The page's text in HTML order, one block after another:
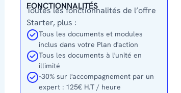
FONCTIONNALITÉS
Toutes les fonctionnalités de l’offre
Starter, plus :
Tous les documents et modules
inclus dans votre Plan d'action
Tous les documents à l'unité en
illimité
-30% sur l'accompagnement par un
expert : 125€ H.T / heure